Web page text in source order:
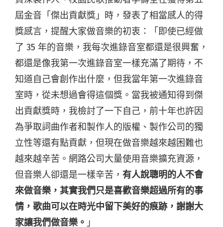
屆金音「傑出貢獻獎」時，發表了相當感人的得
獎感言，提醒大家做音樂的初衷：「即使已經做
了 35 年的音樂，我每次進錄音室都還是很興奮，
都還是像我第一次進錄音室一樣充滿了期待，不
知道自己會創作出什麼，但我當年第一次進錄音
室時，從未想過會得這個獎。當我被通知得到傑
出貢獻獎時，我檢討了一下自己，前十年也許因
為爭取詞曲作者和製作人的版權、製作公司的獨
立性等還有點貢獻，但現在做音樂越來越困難也
越來越辛苦。網路公司大量使用音樂擴充資源，
但音樂人卻還是一樣辛苦， 有人說聰明的人不會
來做音樂，其實我們只是喜歡音樂超過所有的事
情，歌曲可以在時光中留下美好的痕跡，謝謝大
家讓我們做音樂。 」